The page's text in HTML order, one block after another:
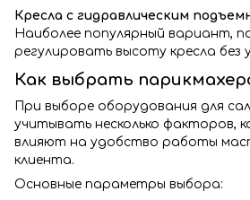
Кресла с гидравлическим
Наиболее популярный вариант,
регулировать высоту кресла без
Как выбрать
При выборе оборудования для
учитывать несколько факторов,
влияют на удобство работы
клиента.
Основные параметры выбора: